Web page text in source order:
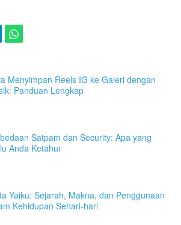
Menyimpan Reels IG ke Galeri dengan
Panduan Lengkap
Satpam dan Security: Apa yang
Anda Ketahui
Yaiku: Sejarah, Makna, dan Penggunaan
Kehidupan Sehari-hari